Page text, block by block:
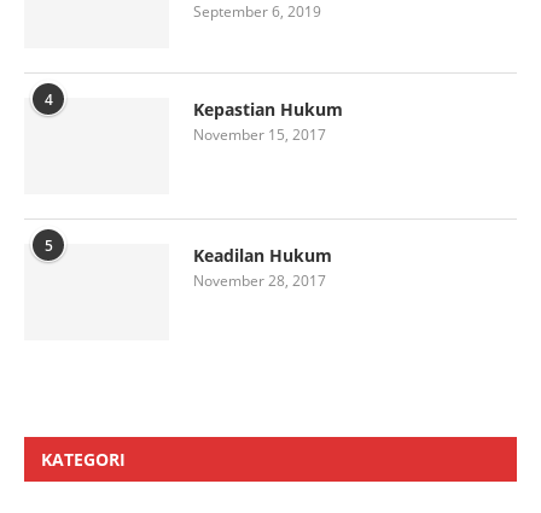
September 6, 2019
4 Kepastian Hukum
November 15, 2017
5 Keadilan Hukum
November 28, 2017
KATEGORI